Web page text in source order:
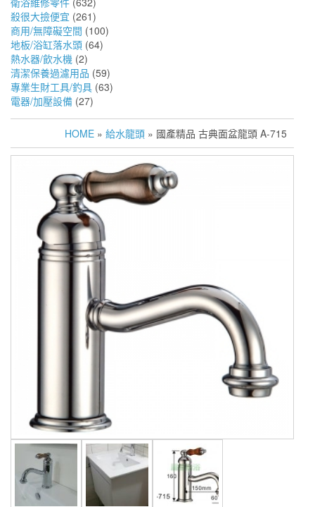
殺很大撿便宜 (261)
商用/無障礙空間 (100)
地板/浴缸落水頭 (64)
熱水器/飲水機 (2)
清潔保養過濾用品 (59)
專業生財工具/釣具 (63)
電器/加壓設備 (27)
HOME » 給水龍頭 » 國產精品 古典面盆龍頭 A-715